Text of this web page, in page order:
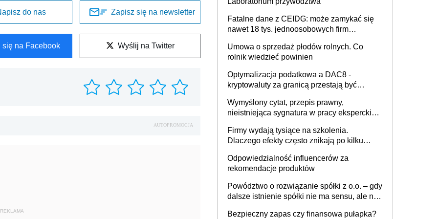
do nas Zapisz się na newsletter
się na Facebook Wyślij na Twitter
AUTOPROMOCJA
REKLAMA
Fatalne dane z CEIDG: może zamykać się
nawet 18 tys. jednoosobowych firm
Umowa o sprzedaż płodów rolnych. Co
rolnik wiedzieć powinien
Optymalizacja podatkowa a DAC8 -
kryptowaluty za granicą przestają być
Wymyślony cytat, przepis prawny,
nieistniejąca sygnatura w pracy eksperckiej -
firmie
Firmy wydają tysiące na szkolenia.
Dlaczego efekty często znikają po kilku
Odpowiedzialność influencerów za
rekomendacje produktów
Powództwo o rozwiązanie spółki z o.o. – gdy
dalsze istnienie spółki nie ma sensu, ale nie
Bezpieczny zapas czy finansowa pułapka?